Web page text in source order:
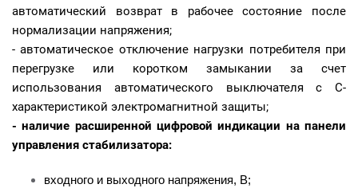
автоматический возврат в рабочее состояние после
нормализации напряжения;
- автоматическое отключение нагрузки потребителя при
перегрузке или коротком замыкании за счет
использования автоматического выключателя с С-
характеристикой электромагнитной защиты;
- наличие расширенной цифровой индикации на панели
управления стабилизатора:
входного и выходного напряжения, В;